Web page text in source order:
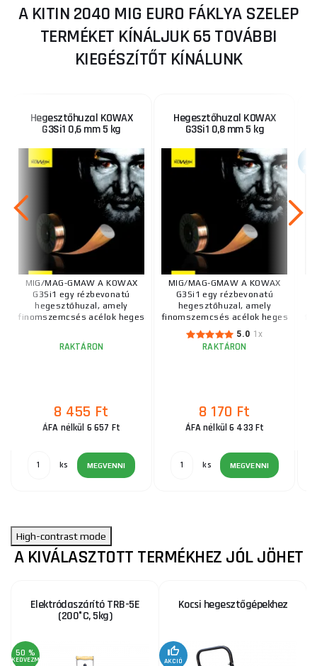
A KITIN 2040 MIG EURO FÁKLYA SZELEP
TERMÉKET KÍNÁLJUK 65 TOVÁBBI
KIEGÉSZÍTŐT KÍNÁLUNK
Hegesztőhuzal KOWAX
G3Si1 0,6 mm 5 kg
MIG/MAG-GMAW A KOWAX
G3Si1 egy rézbevonatú
hegesztőhuzal, amely
finomszemcsés acélok heges
RAKTÁRON
8 455 Ft
ÁFA nélkül 6 657 Ft
ks MEGVENNI
Hegesztőhuzal KOWAX
G3Si1 0,8 mm 5 kg
MIG/MAG-GMAW A KOWAX
G3Si1 egy rézbevonatú
hegesztőhuzal, amely
finomszemcsés acélok heges
...
5.0 1x
RAKTÁRON
8 170 Ft
ÁFA nélkül 6 433 Ft
ks MEGVENNI
High-contrast mode
A KIVÁLASZTOTT TERMÉKHEZ JÓL JÖHET
Elektródaszárító TRB-5E
(200°C, 5kg)
50 %
KEDVEZMÉNY
Kocsi hegesztőgépekhez
AKCIÓ